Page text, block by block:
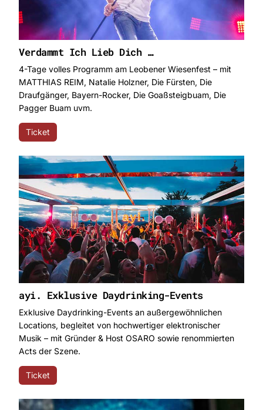
Verdammt Ich Lieb Dich …
4-Tage volles Programm am Leobener Wiesenfest – mit
MATTHIAS REIM, Natalie Holzner, Die Fürsten, Die
Draufgänger, Bayern-Rocker, Die Goaßsteigbuam, Die
Pagger Buam uvm.
Ticket
ayi. Exklusive Daydrinking-Events
Exklusive Daydrinking-Events an außergewöhnlichen
Locations, begleitet von hochwertiger elektronischer
Musik – mit Gründer & Host OSARO sowie renommierten
Acts der Szene.
Ticket